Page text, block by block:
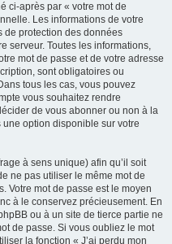
ci-après par « votre mot de
Les informations de votre
de protection des données
serveur. Toutes les informations,
mot de passe et de votre adresse
sont obligatoires ou
tous les cas, vous pouvez
vous souhaitez rendre
de vous abonner ou non à la
option disponible sur votre
à sens unique) afin qu’il soit
ne pas utiliser le même mot de
Votre mot de passe est le moyen
à le conservez précieusement. En
ou à un site de tierce partie ne
de passe. Si vous oubliez le mot
la fonction « J’ai perdu mon